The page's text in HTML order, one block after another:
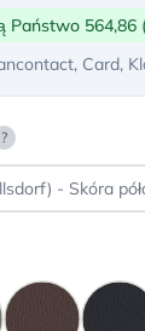
Państwo 564,86
Card,
?